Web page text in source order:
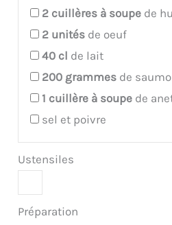
2 cuillères à soupe de
2 unités de oeuf
40 cl de lait
200 grammes de
1 cuillère à soupe de
sel et poivre
Ustensiles
Préparation